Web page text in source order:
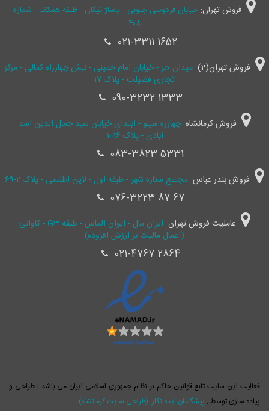
فروش تهران: خیابان فردوسی جنوبی - پاساژ نیکان - طبقه همکف - شماره
۴۰۸
021-3311 1652
فروش تهران(2):
میدان حر - خیابان امام خمینی - نبش چهارراه کمالی - مرکز
تجاری فضیلت - پلاک ۱۷
090-3232 1333
فروش کرمانشاه:چهارره سیلو - ابتدای خیابان سید جمال ‌الدین اسد
آبادی - پلاک 1016
083-3823 5331
فروش بندر عباس: مجتمع ستاره شهر - طبقه اول - لاین اطلسی - پلاک 2-69
076-3223 87 67
عاملیت فروش تهران:
ایران مال - ایوان الماس - طبقه G3 - کاوانی
(اعمال مالیات بر ارزش افزوده)
021-4767 2864
فعالیت این سایت تابع قوانین حاکم بر نظام جمهوری اسلامی ایران می باشد | طراحی و
پیاده سازی توسط : پیشگامان ایده نگار (طراحی سایت کرمانشاه)